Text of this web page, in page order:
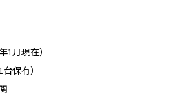
1月現在）
保有）